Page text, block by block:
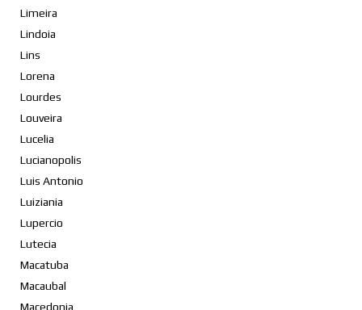
Limeira
Lindoia
Lins
Lorena
Lourdes
Louveira
Lucelia
Lucianopolis
Luis Antonio
Luiziania
Lupercio
Lutecia
Macatuba
Macaubal
Macedonia